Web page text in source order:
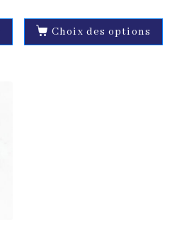
Choix des options